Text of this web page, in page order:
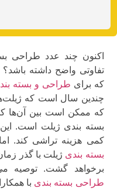
اکنون چند عدد طراحی
تفاوتی واضح داشته
که برای طراحی و بسته
چندین سال است که
که ممکن است بین آن‌ها
بسته بندی ژیلت است.
کمی هزینه تراشی کند.
بسته بندیژیلت با گذر
برخواهد گشت. توصیه
طراحی بسته بندیبا